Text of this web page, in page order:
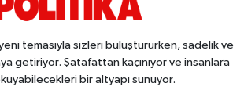
temasıyla sizleri buluştururken, sadelik ve
getiriyor. Şatafattan kaçınıyor ve insanlara
bir altyapı sunuyor.